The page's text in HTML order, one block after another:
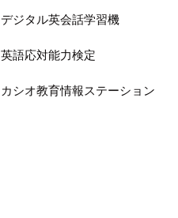
デジタル英会話学習機
英語応対能力検定
カシオ教育情報ステーション